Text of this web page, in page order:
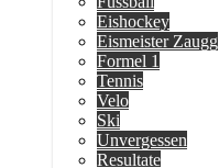
Eishockey
Eismeister Zaugg
Formel 1
Tennis
Velo
Ski
Unvergessen
Resultate